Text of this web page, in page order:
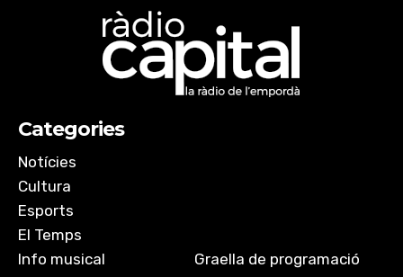
Categories
Notícies
Cultura
Esports
El Temps
Info musical
Graella de programació